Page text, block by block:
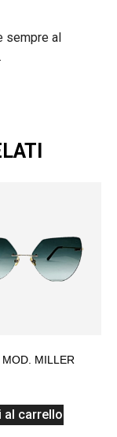
sempre al
MILLER
al carrello